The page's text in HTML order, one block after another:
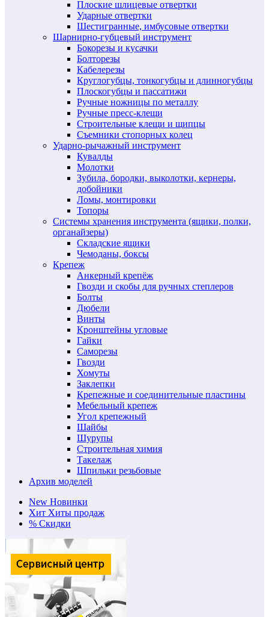
Плоские шлицевые отвертки
Ударные отвертки
Шестигранные, имбусовые отвертки
Шарнирно-губцевый инструмент
Бокорезы и кусачки
Болторезы
Кабелерезы
Круглогубцы, тонкогубцы и длинногубцы
Плоскогубцы и пассатижи
Ручные ножницы по металлу
Ручные пресс-клещи
Строительные клещи и щипцы
Съемники стопорных колец
Ударно-рычажный инструмент
Кувалды
Молотки
Зубила, бородки, выколотки, кернеры,
добойники
Ломы, монтировки
Топоры
Системы хранения инструмента (ящики, полки,
органайзеры)
Складские ящики
Чемоданы, боксы
Крепеж
Анкерный крепёж
Гвозди и скобы для ручных степлеров
Болты
Дюбели
Винты
Кронштейны угловые
Гайки
Саморезы
Гвозди
Хомуты
Заклепки
Крепежные и соединительные пластины
Мебельный крепеж
Угол крепежный
Шайбы
Шурупы
Строительная химия
Такелаж
Шпильки резьбовые
Архив моделей
New Новинки
Хит Хиты продаж
% Скидки